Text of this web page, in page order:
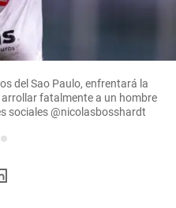
del Sao Paulo, enfrentará la
fatalmente a un hombre
sociales @nicolasbosshardt
2